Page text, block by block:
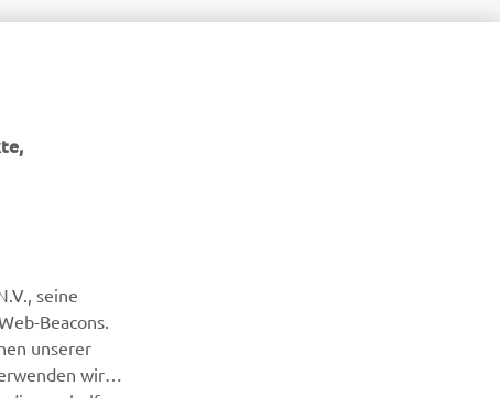
NEWSLETTER
Erfahre als Erster von den neuesten Angeboten,
seine
Beacons.
unserer
wir
uns helfen